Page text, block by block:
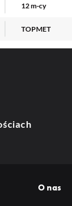
12 m-cy
TOPMET
O nas